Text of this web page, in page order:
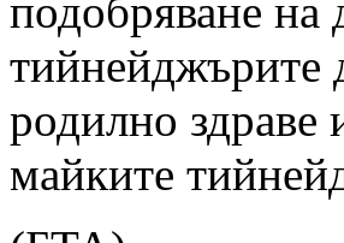
подобряване на
тийнейджърите
родилно
майките